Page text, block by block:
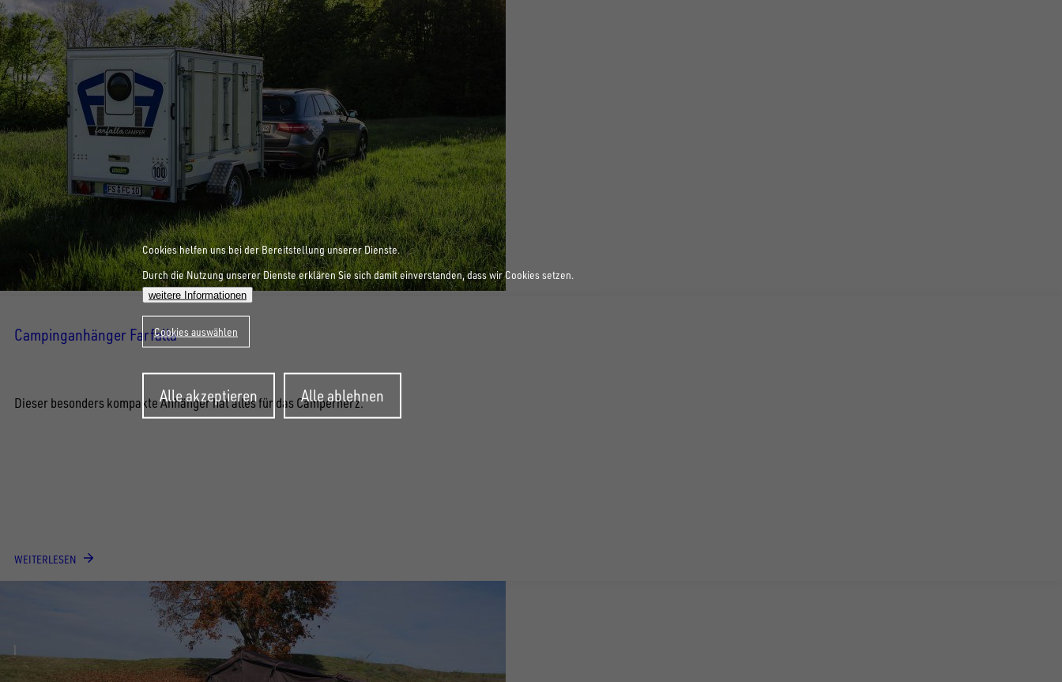
Campinganhänger Farfalla
Dieser besonders kompakte Anhänger hat alles für das Camperherz.
WEITERLESEN
Cookies helfen uns bei der Bereitstellung unserer Dienste.
Durch die Nutzung unserer Dienste erklären Sie sich damit einverstanden, dass wir Cookies setzen.
weitere Informationen
Cookies auswählen
Alle akzeptieren
zurückziehen
Alle ablehnen